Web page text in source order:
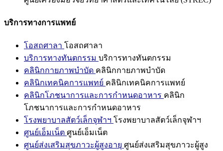
บริการทางการแพทย์
โอสถศาลา โอสถศาลา
บริการทางทันตกรรม บริการทางทันตกรรม
คลินิกกายภาพบำบัด คลินิกกายภาพบำบัด
คลินิกเทคนิคการแพทย์ คลินิกเทคนิคการแพทย์
คลินิกโภชนาการและการกำหนดอาหาร คลินิก
โภชนาการและการกำหนดอาหาร
โรงพยาบาลสัตว์เล็กจุฬาฯ โรงพยาบาลสัตว์เล็กจุฬาฯ
ศูนย์เอ็มเน็ต ศูนย์เอ็มเน็ต
ศูนย์ส่งเสริมสุขภาวะผู้สูงอายุ ศูนย์ส่งเสริมสุขภาวะผู้สูง